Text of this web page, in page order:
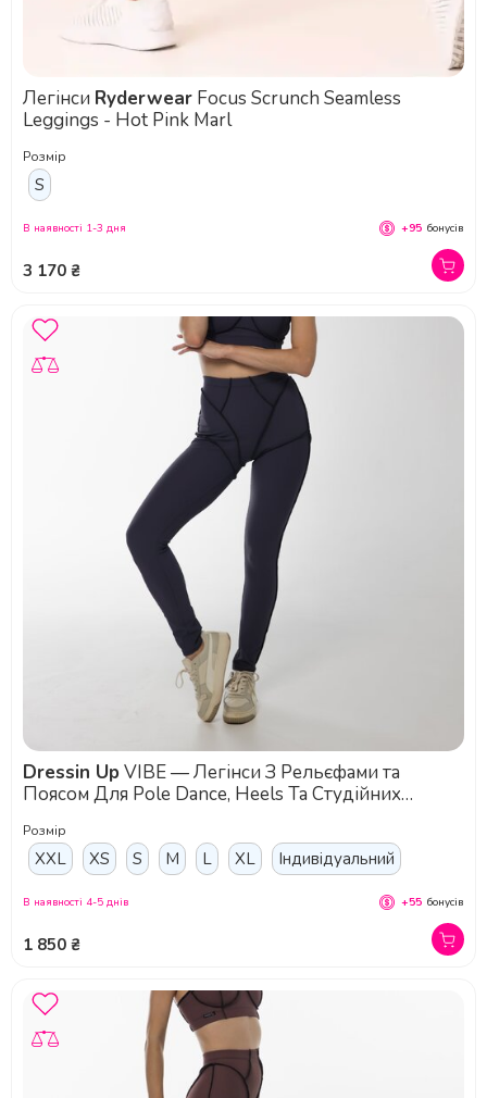
Легінси Ryderwear Focus Scrunch Seamless
Leggings - Hot Pink Marl
Розмір
S
3 170 ₴
В наявності 1-3 дня +95 бонусів
Dressin Up
Поясом Для Pole Dance, Heels Та Студійних
Розмір
XXL XS S M L XL Індивідуальний
1 850 ₴
В наявності 4-5 днів +55 бонусів